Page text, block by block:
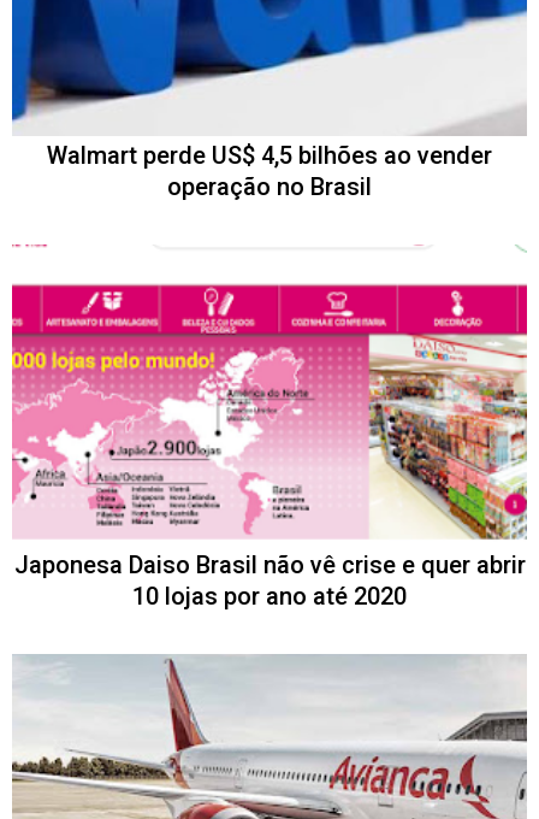
Walmart perde US$ 4,5 bilhões ao vender
operação no Brasil
Japonesa Daiso Brasil não vê crise e quer abrir
10 lojas por ano até 2020